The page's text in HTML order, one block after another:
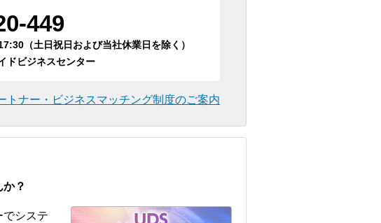
449
（土日祝日および当社休業日を除く）
ドビジネスセンター
トナー・ビジネスマッチング制度のご案内
？
でシステ